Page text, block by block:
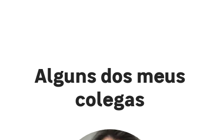
Alguns dos meus
colegas